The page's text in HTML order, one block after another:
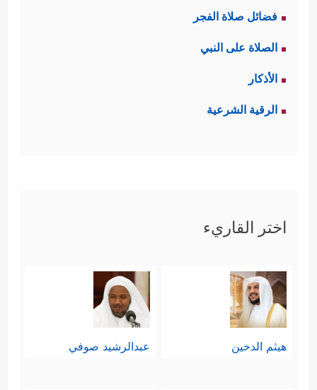
فضائل صلاة الفجر
الصلاة على النبي
الأذكار
الرقية الشرعية
اختر القاريء
هيثم الدخين عبدالرشيد صوفي